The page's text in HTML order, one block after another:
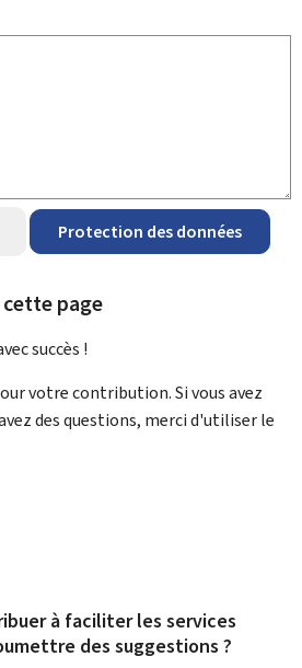
Protection des données
page
succès !
votre contribution. Si vous avez
des questions, merci d'utiliser le
à faciliter les services
des suggestions ?